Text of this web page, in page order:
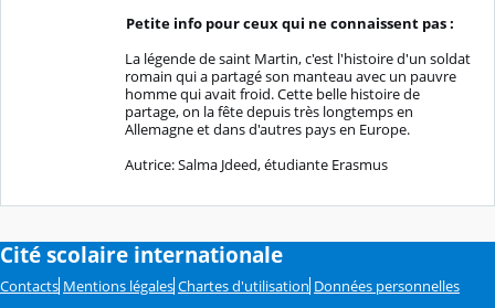
Petite info pour ceux qui ne connaissent pas :
La légende de saint Martin, c'est l'histoire d'un soldat
romain qui a partagé son manteau avec un pauvre
homme qui avait froid. Cette belle histoire de
partage, on la fête depuis très longtemps en
Allemagne et dans d'autres pays en Europe.
Autrice: Salma Jdeed, étudiante Erasmus
Cité scolaire internationale
Contacts Mentions légales Chartes d'utilisation Données personnelles